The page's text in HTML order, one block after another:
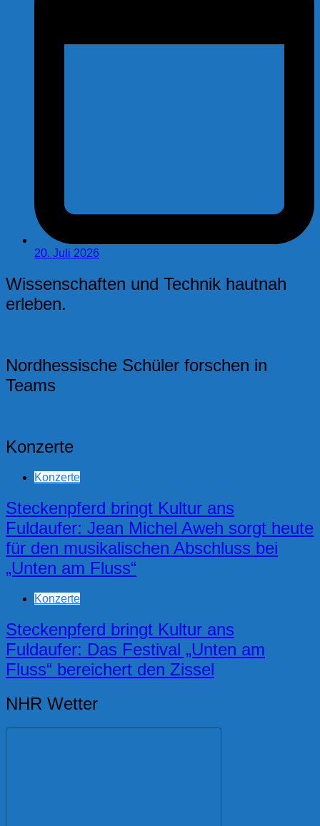
20. Juli 2026
Wissenschaften und Technik hautnah
erleben.
Nordhessische Schüler forschen in
Teams
Konzerte
Konzerte
Steckenpferd bringt Kultur ans
Fuldaufer: Jean Michel Aweh sorgt heute
für den musikalischen Abschluss bei
„Unten am Fluss“
Konzerte
Steckenpferd bringt Kultur ans
Fuldaufer: Das Festival „Unten am
Fluss“ bereichert den Zissel
NHR Wetter